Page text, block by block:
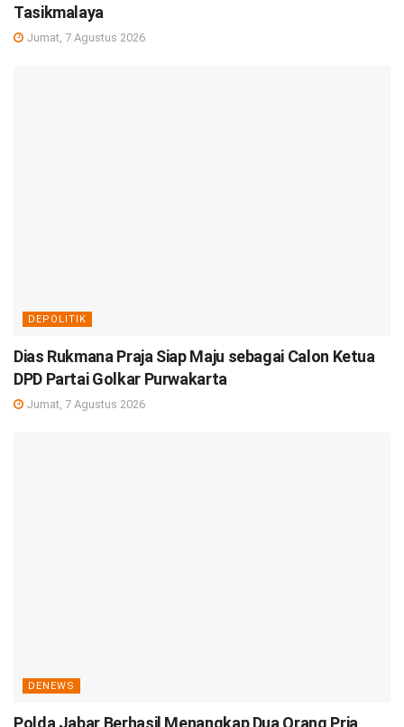
Tasikmalaya
Jumat, 7 Agustus 2026
DEPOLITIK
Dias Rukmana Praja Siap Maju sebagai Calon Ketua
DPD Partai Golkar Purwakarta
Jumat, 7 Agustus 2026
DENEWS
Polda Jabar Berhasil Menangkap Dua Orang Pria